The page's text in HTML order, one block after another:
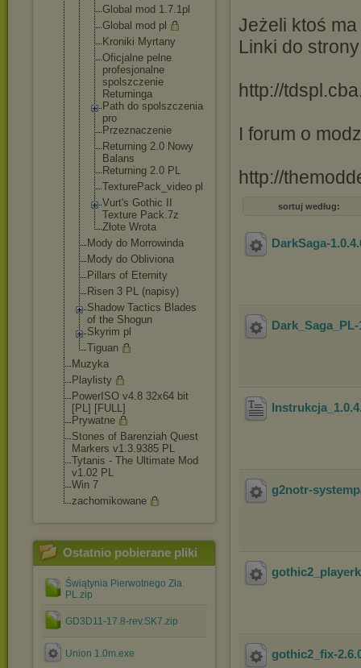
Global mod 1.7.1pl
Global mod pl
Kroniki Myrtany
Oficjalne pelne
profesjonal ne
spolszczenie
Returninga
Path do spolszczenia
pro
Przeznaczenie
Returning 2.0 Nowy
Balans
Returning 2.0 PL
TexturePack _video pl
Vurt's Gothic II
Texture Pack.7z
Złote Wrota
Mody do Morrowinda
Mody do Obliviona
Pillars of Eternity
Risen 3 PL (napisy)
Shadow Tactics Blades
of the Shogun
Skyrim pl
Tiguan
Muzyka
Playlisty
PowerISO v4.8 32x64 bit
[PL] [FULL]
Prywatne
Stones of Barenziah Quest
Markers v1.3.9385 PL
Tytanis - The Ultimate Mod
v1.02 PL
Win 7
zachomikowane
Ostatnio pobierane pliki
Świątynia Pierwotnego Zła
PL.zip
GD3D11-17.8-rev.SK7.zip
Union 1.0m.exe
Jeżeli ktoś ma
Linki do
http://
I forum o
http://
sortuj według:
DarkSaga-
Dark_Saga_PL-
g2notr-
gothic2_fix-